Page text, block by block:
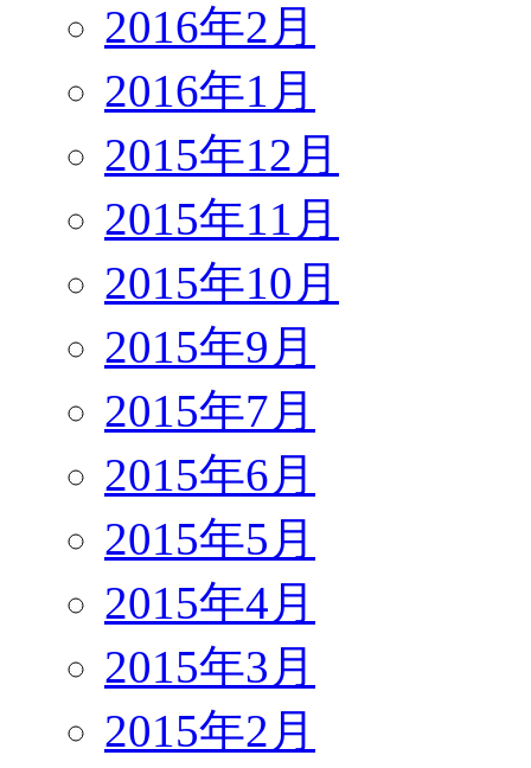
2016年2月
2016年1月
2015年12月
2015年11月
2015年10月
2015年9月
2015年7月
2015年6月
2015年5月
2015年4月
2015年3月
2015年2月